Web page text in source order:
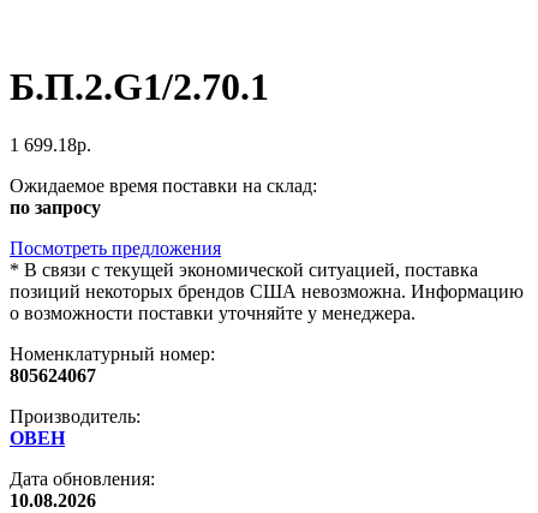
Б.П.2.G1/2.70.1
1 699.18р.
Ожидаемое время поставки на склад:
по запросу
Посмотреть предложения
* В связи с текущей экономической ситуацией, поставка
позиций некоторых брендов США невозможна. Информацию
о возможности поставки уточняйте у менеджера.
Номенклатурный номер:
805624067
Производитель:
ОВЕН
Дата обновления:
10.08.2026